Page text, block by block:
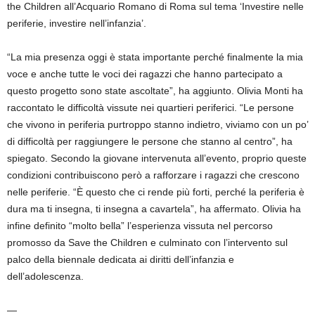
the Children all’Acquario Romano di Roma sul tema ‘Investire nelle
periferie, investire nell’infanzia’.
“La mia presenza oggi è stata importante perché finalmente la mia
voce e anche tutte le voci dei ragazzi che hanno partecipato a
questo progetto sono state ascoltate”, ha aggiunto. Olivia Monti ha
raccontato le difficoltà vissute nei quartieri periferici. “Le persone
che vivono in periferia purtroppo stanno indietro, viviamo con un po’
di difficoltà per raggiungere le persone che stanno al centro”, ha
spiegato. Secondo la giovane intervenuta all’evento, proprio queste
condizioni contribuiscono però a rafforzare i ragazzi che crescono
nelle periferie. “È questo che ci rende più forti, perché la periferia è
dura ma ti insegna, ti insegna a cavartela”, ha affermato. Olivia ha
infine definito “molto bella” l’esperienza vissuta nel percorso
promosso da Save the Children e culminato con l’intervento sul
palco della biennale dedicata ai diritti dell’infanzia e
dell’adolescenza.
—